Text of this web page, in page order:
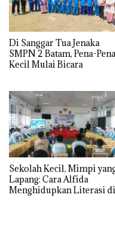
Di Sanggar Tua Jenaka
SMPN 2 Batam, Pena-Pena
Kecil Mulai Bicara
Sekolah Kecil, Mimpi
Lapang: Cara Alfida
Menghidupkan Literasi di